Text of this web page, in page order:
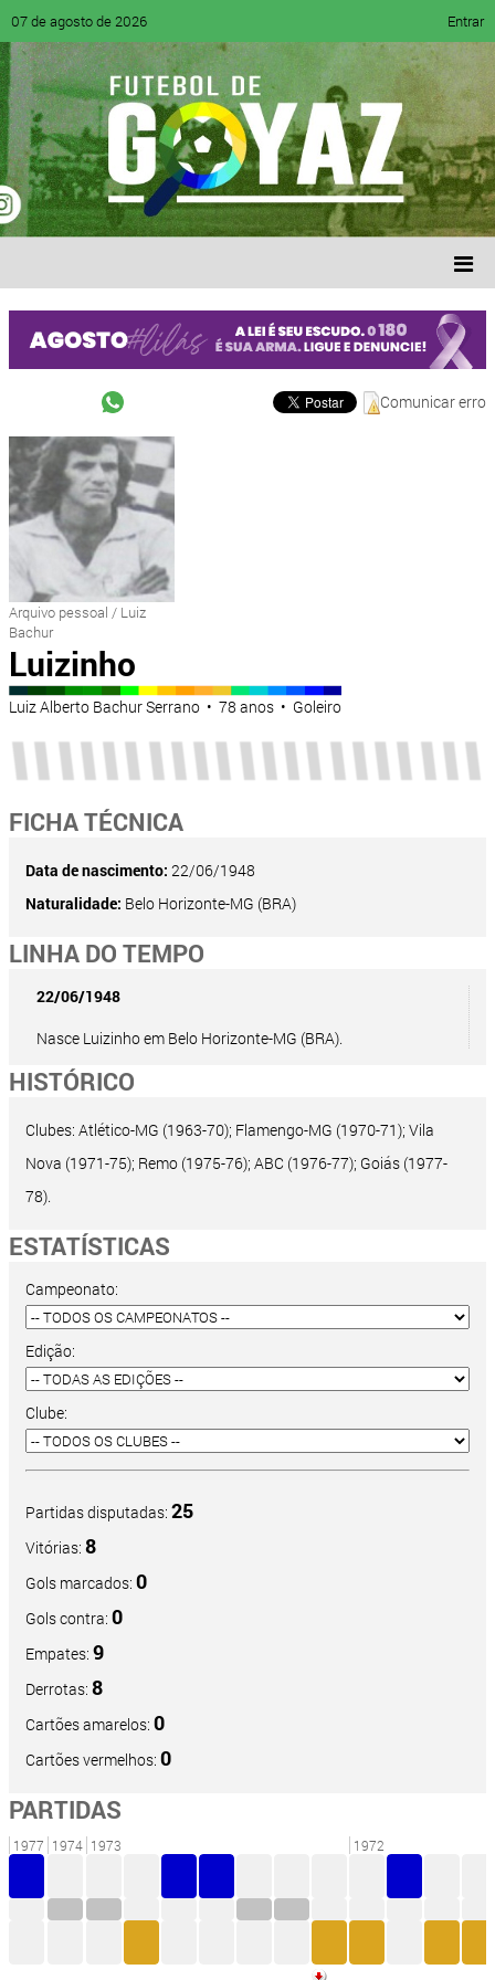
07 de agosto de 2026 Entrar
Comunicar erro
Arquivo pessoal / Luiz
Bachur
Luizinho
Luiz Alberto Bachur Serrano • 78 anos • Goleiro
FICHA TÉCNICA
Data de nascimento: 22/06/1948
Naturalidade: Belo Horizonte-MG (BRA)
LINHA DO TEMPO
22/06/1948
Nasce Luizinho em Belo Horizonte-MG (BRA).
HISTÓRICO
Clubes: Atlético-MG (1963-70); Flamengo-MG (1970-71); Vila
Nova (1971-75); Remo (1975-76); ABC (1976-77); Goiás (1977-
78).
ESTATÍSTICAS
Campeonato:
Edição:
Clube:
Partidas disputadas: 25
Vitórias: 8
Gols marcados: 0
Gols contra: 0
Empates: 9
Derrotas: 8
Cartões amarelos: 0
Cartões vermelhos: 0
PARTIDAS
1977 1974 1973 1972